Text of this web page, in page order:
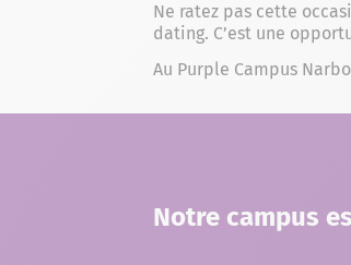
Ne ratez pas cette
dating. C’est une
Au Purple Campus
Notre campus